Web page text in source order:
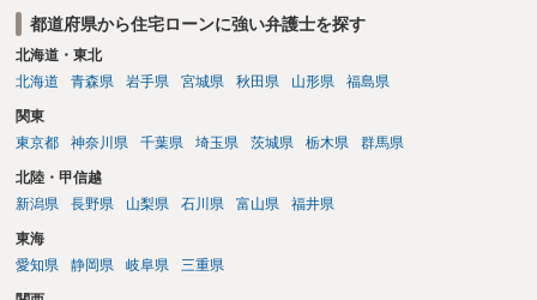
都道府県から住宅ローンに強い弁護士を探す
北海道・東北
北海道
青森県 岩手県 宮城県 秋田県 山形県 福島県
関東
東京都
神奈川県 千葉県 埼玉県 茨城県 栃木県 群馬県
北陸・甲信越
新潟県
長野県 山梨県 石川県 富山県 福井県
東海
愛知県
静岡県 岐阜県 三重県